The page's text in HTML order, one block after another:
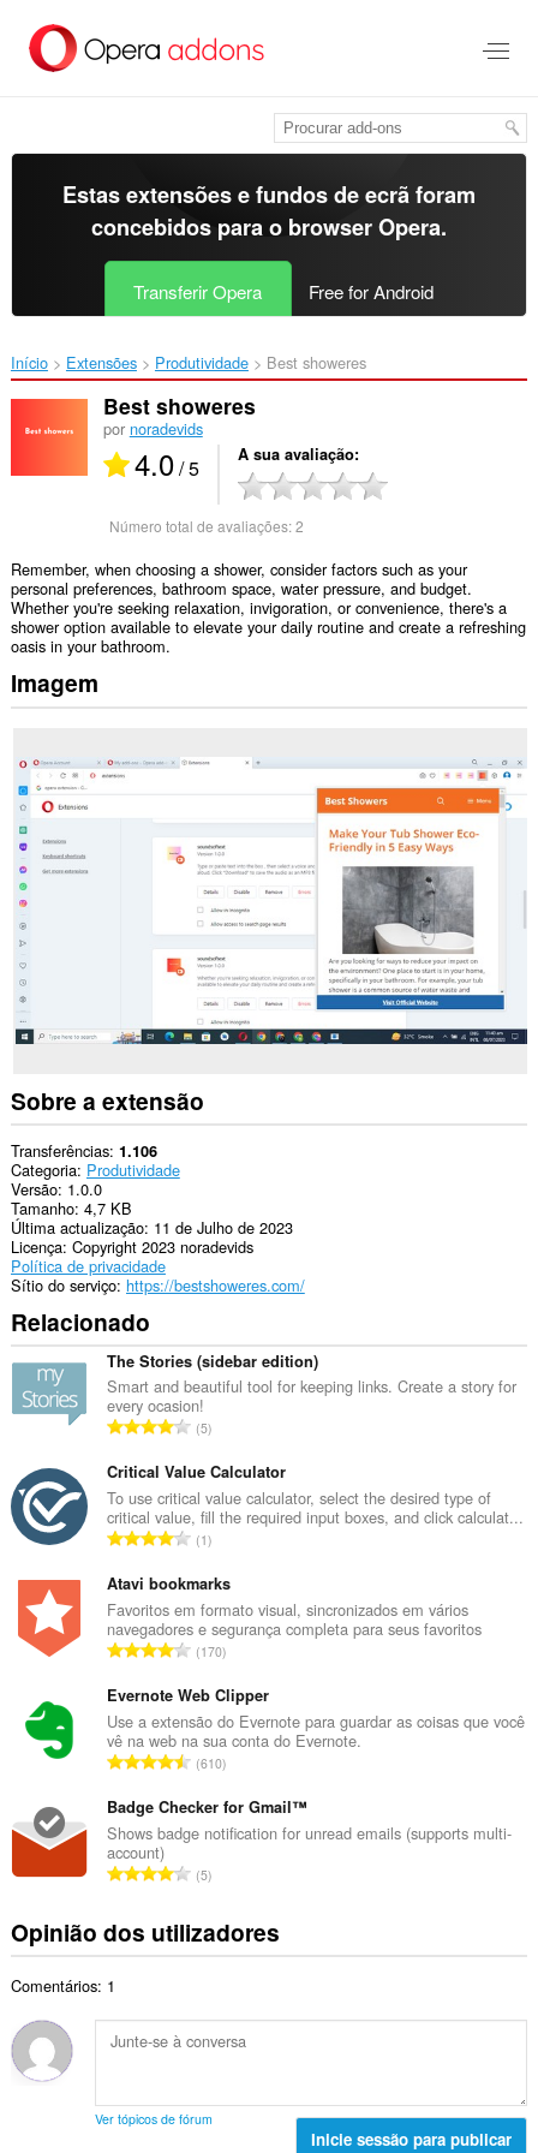
para
Estas extensões e fundos de ecrã foram
concebidos para o browser Opera.
Transferir Opera Free for Android
Início Extensões Produtividade Best showeres‎
Best showeres
por noradevids
4.0/ 5 A sua avaliação
Número total de avaliações:2
Remember, when choosing a shower, consider factors such as your
personal preferences, bathroom space, water pressure, and budget.
Whether you're seeking relaxation, invigoration, or convenience, there's a
shower option available to elevate your daily routine and create a refreshing
oasis in your bathroom.
Imagem
Sobre a extensão
Transferências 1.106
Categoria Produtividade
Versão 1.0.0
Tamanho 4,7 KB
Última actualização 11 de Julho de 2023
Licença Copyright 2023 noradevids
Política de privacidade
Sítio do serviço https://bestshoweres.com/
Relacionado
The Stories (sidebar edition)
Smart and beautiful tool for keeping links. Create a story for
every ocasion!
N
m
e
r
o
o
t
a
d
e
a
v
l
i
ç
e
s
5
Critical Value Calculator
To use critical value calculator, select the desired type of
critical value, fill the required input boxes, and click calculat...
N
m
e
r
o
o
t
a
d
e
a
v
l
i
õ
e
1
Atavi bookmarks
Favoritos em formato visual, sincronizados em vários
navegadores e segurança completa para seus favoritos
N
m
e
r
o
o
t
a
e
a
l
ç
õ
170
Evernote Web Clipper
Use a extensão do Evernote para guardar as coisas que você
vê na web na sua conta do Evernote.
N
m
e
o
o
t
d
e
a
610
Badge Checker for Gmail™
Shows badge notification for unread emails (supports multi-
account)
N
m
e
t
o
l
5
Opinião dos utilizadores
Comentários: 1
Ver tópicos de fórum
Inicie sessão para publicar